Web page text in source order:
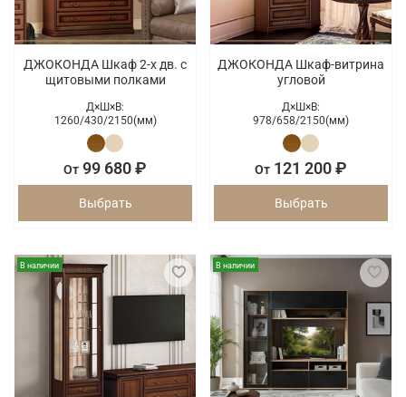
ДЖОКОНДА Шкаф 2-х дв. c
щитовыми полками
Д×Ш×В:
1260/430/2150(мм)
От 99 680 ₽
Выбрать
ДЖОКОНДА Шкаф-витрина
угловой
Д×Ш×В:
978/658/2150(мм)
От 121 200 ₽
Выбрать
В наличии В наличии